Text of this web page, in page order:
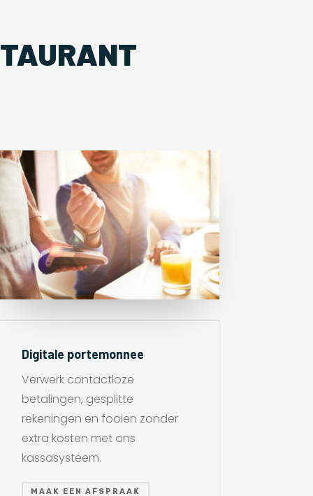
Digitale portemonnee
Verwerk contactloze
betalingen, gesplitte
rekeningen en fooien zonder
extra kosten met ons
kassasysteem.
MAAK EEN AFSPRAAK